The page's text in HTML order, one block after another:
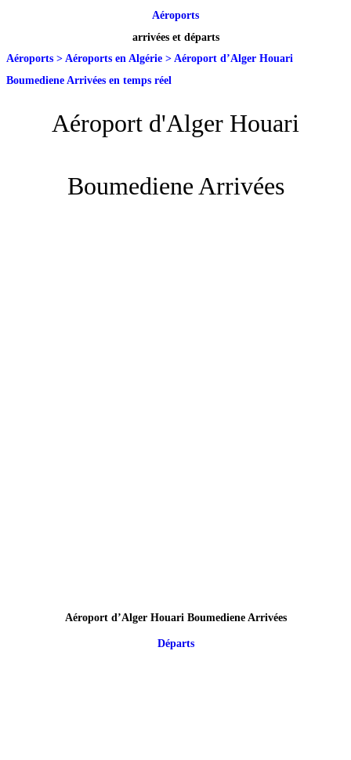
Aéroports
arrivées et départs
Aéroports > Aéroports en Algérie > Aéroport d’Alger Houari
Boumediene Arrivées en temps réel
Aéroport d'Alger Houari
Boumediene Arrivées
Aéroport d’Alger Houari Boumediene Arrivées
Départs